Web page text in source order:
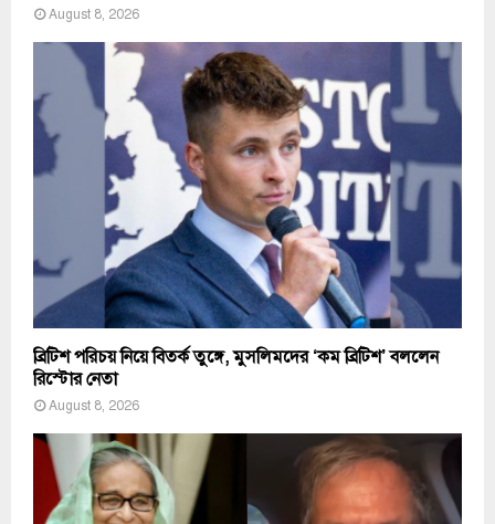
August 8, 2026
ব্রিটিশ পরিচয় নিয়ে বিতর্ক তুঙ্গে, মুসলিমদের ‘কম ব্রিটিশ’ বললেন
রিস্টোর নেতা
August 8, 2026